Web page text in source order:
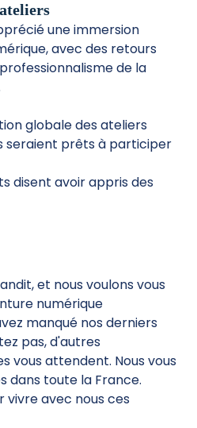
une immersion
avec des retours
de la
globale des ateliers
seraient prêts à participer
disent avoir appris des
et nous voulons vous
numérique
manqué nos derniers
pas, d'autres
vous attendent. Nous vous
dans toute la France.
vivre avec nous ces